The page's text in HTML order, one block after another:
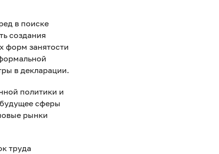
в поиске
создания
форм занятости
в декларации.
политики и
сферы
рынки
труда